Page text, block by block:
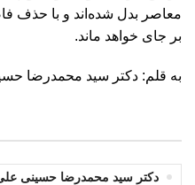
معاصر بدل شده‌اند و با حذف
بر جای خواهد ماند.
به قلم: دکتر سید محمدرضا
دکتر سید محمدرضا حسینی علی